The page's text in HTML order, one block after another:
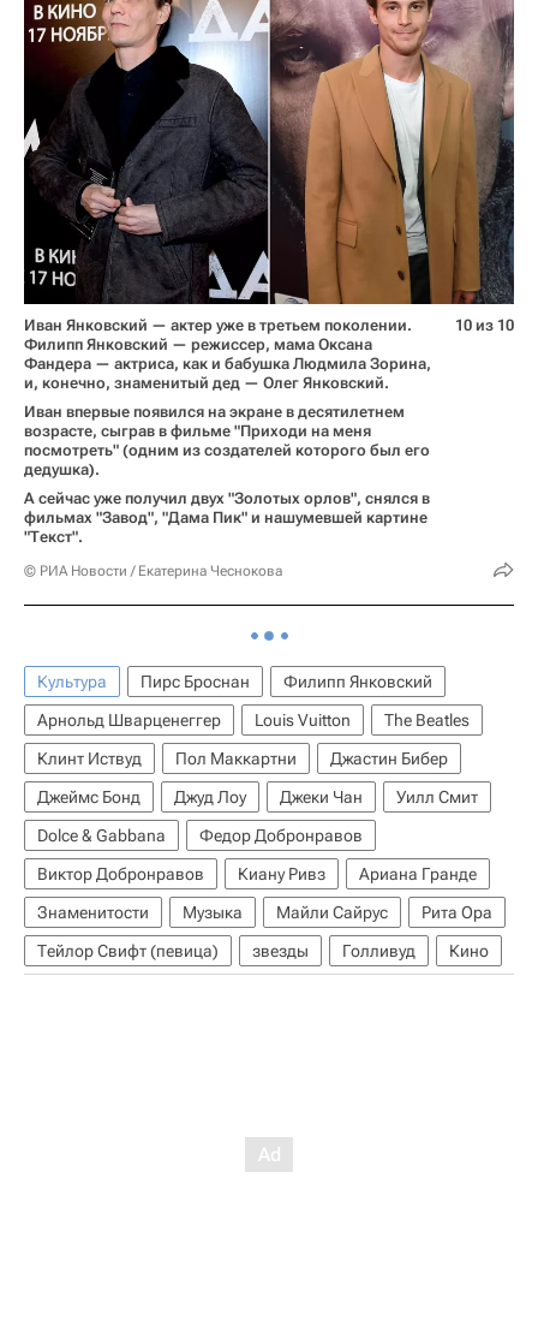
Иван Янковский — актер уже в третьем поколении.
Филипп Янковский — режиссер, мама Оксана
Фандера — актриса, как и бабушка Людмила Зорина,
и, конечно, знаменитый дед — Олег Янковский.
Иван впервые появился на экране в десятилетнем
возрасте, сыграв в фильме "Приходи на меня
посмотреть" (одним из создателей которого был его
дедушка).
А сейчас уже получил двух "Золотых орлов", снялся в
фильмах "Завод", "Дама Пик" и нашумевшей картине
"Текст".
© РИА Новости / Екатерина Чеснокова
10 из 10
Культура Пирс Броснан
Филипп Янковский
Арнольд Шварценеггер
Louis Vuitton
The Beatles
Клинт Иствуд
Пол Маккартни
Джастин Бибер
Джеймс Бонд
Джуд Лоу Джеки Чан
Уилл Смит
Dolce & Gabbana
Федор Добронравов
Виктор Добронравов
Киану Ривз
Ариана Гранде
Знаменитости
Музыка Майли Сайрус
Рита Ора
Тейлор Свифт (певица)
звезды Голливуд Кино